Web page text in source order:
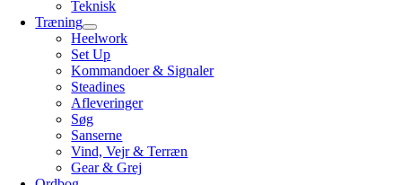
Teknisk
Træning
Heelwork
Set Up
Kommandoer & Signaler
Steadines
Afleveringer
Søg
Sanserne
Vind, Vejr & Terræn
Gear & Grej